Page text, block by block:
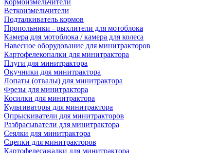
Кормоизмельчители
Веткоизмельчители
Подталкиватель кормов
Пропольники - рыхлители для мотоблока
Камера для мотоблока / камера для колеса
Навесное оборудование для минитракторов
Картофелекопалки для минитрактора
Плуги для минитрактора
Окучники для минитрактора
Лопаты (отвалы) для минитрактора
Фрезы для минитрактора
Косилки для минитрактора
Культиваторы для минитрактора
Опрыскиватели для минитракторов
Разбрасыватели для минитрактора
Сеялки для минитрактора
Сцепки для минитракторов
Картофелесажалки для минитрактора